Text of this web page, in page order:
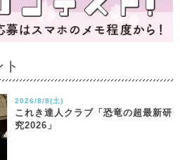
2026/8/8(土)
これき達人クラブ「恐竜の超最新研
究2026」